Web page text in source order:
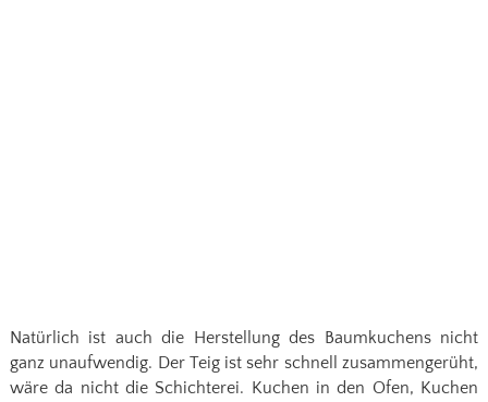
Natürlich ist auch die Herstellung des Baumkuchens nicht
ganz unaufwendig. Der Teig ist sehr schnell zusammengerüht,
wäre da nicht die Schichterei. Kuchen in den Ofen, Kuchen